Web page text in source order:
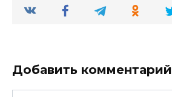
Добавить комментарий